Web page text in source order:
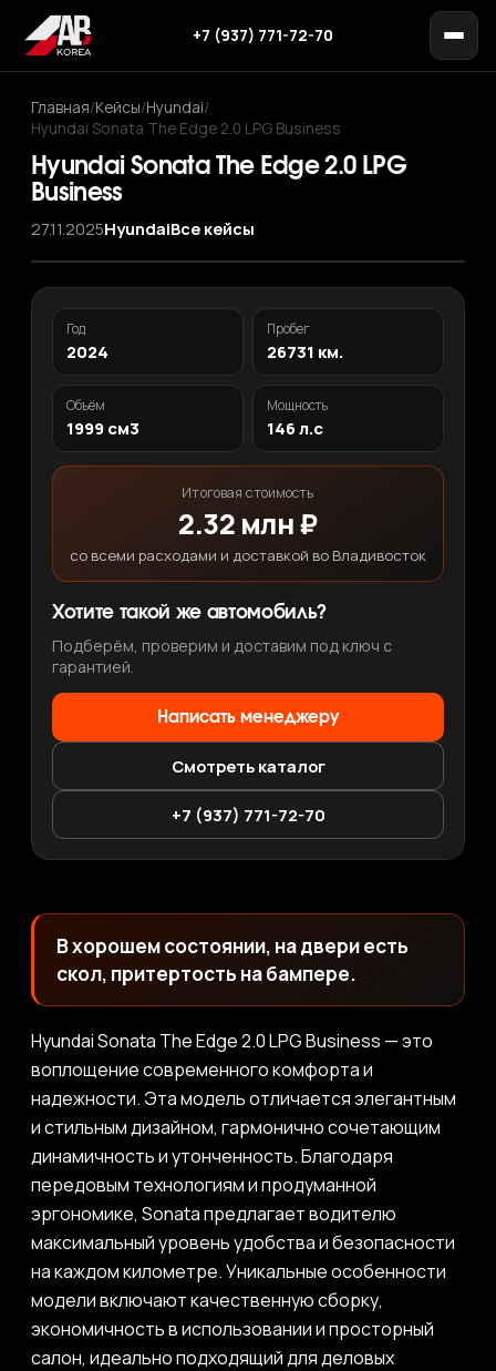
+7 (937) 771-72-70
Главная/Кейсы/Hyundai/
Hyundai Sonata The Edge 2.0 LPG Business
Hyundai Sonata The Edge 2.0 LPG
Business
27.11.2025HyundaiВсе кейсы
‹
›
1/ 10
Год
2024
Пробег
26731 км.
Объём
1999 см3
Мощность
146 л.с
Итоговая стоимость
2.32 млн ₽
со всеми расходами и доставкой во Владивосток
Хотите такой же автомобиль?
Подберём, проверим и доставим под ключ с
гарантией.
Написать менеджеру
Смотреть каталог
+7 (937) 771-72-70
В хорошем состоянии, на двери есть
скол, притертость на бампере.
Hyundai Sonata The Edge 2.0 LPG Business — это
воплощение современного комфорта и
надежности. Эта модель отличается элегантным
и стильным дизайном, гармонично сочетающим
динамичность и утонченность. Благодаря
передовым технологиям и продуманной
эргономике, Sonata предлагает водителю
максимальный уровень удобства и безопасности
на каждом километре. Уникальные особенности
модели включают качественную сборку,
экономичность в использовании и просторный
салон, идеально подходящий для деловых